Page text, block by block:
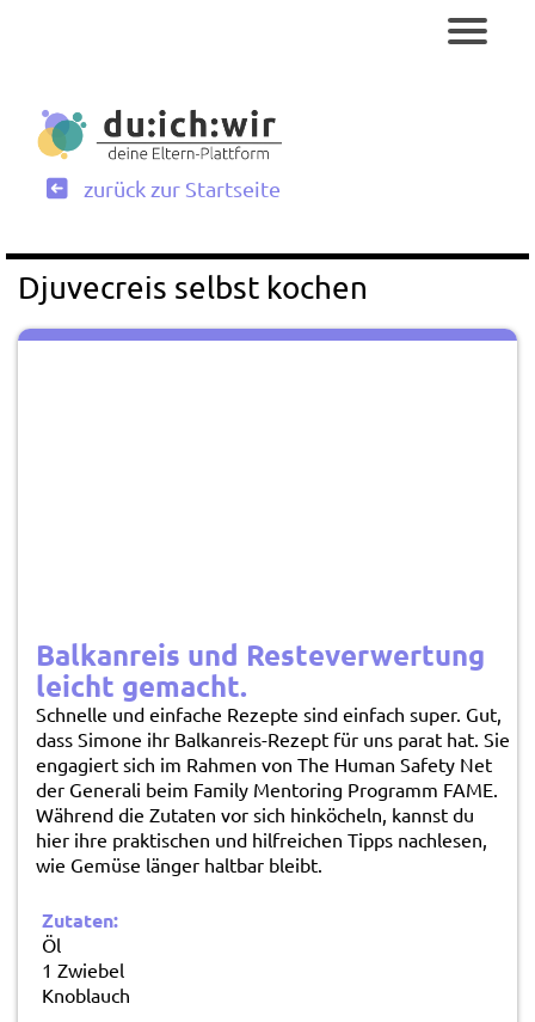
zurück zur Startseite
Djuvecreis selbst kochen
Balkanreis und Resteverwertung
leicht gemacht.
Schnelle und einfache Rezepte sind einfach super. Gut,
dass Simone ihr Balkanreis-Rezept für uns parat hat. Sie
engagiert sich im Rahmen von The Human Safety Net
der Generali beim Family Mentoring Programm FAME.
Während die Zutaten vor sich hinköcheln, kannst du
hier ihre praktischen und hilfreichen Tipps nachlesen,
wie Gemüse länger haltbar bleibt.
Zutaten:
Öl
1 Zwiebel
Knoblauch